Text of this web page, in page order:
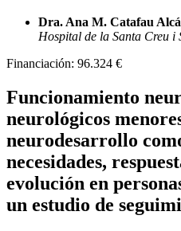
Dra. Ana M. Catafau
Hospital de la Santa Creu i
Financiación: 96.324 €
Funcionamiento
neurológicos
neurodesarrollo
necesidades,
evolución en
un estudio de